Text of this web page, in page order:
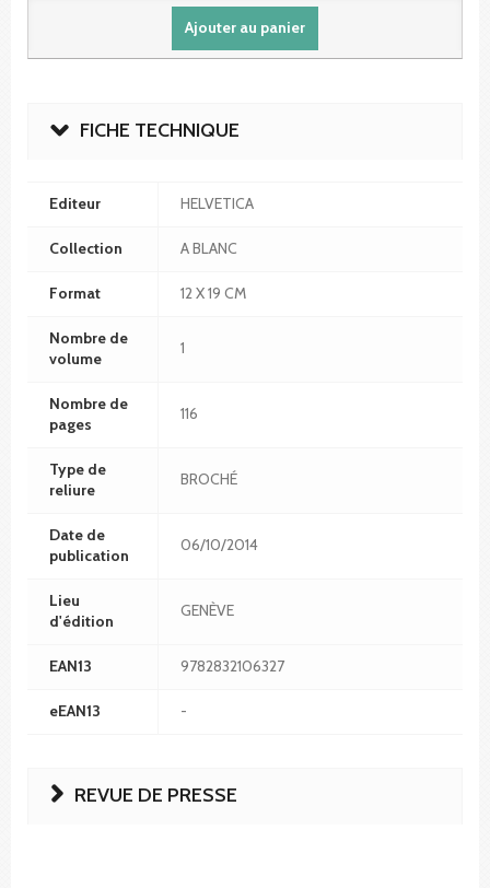
Ajouter au panier
FICHE TECHNIQUE
Editeur HELVETICA
Collection A BLANC
Format 12 X 19 CM
Nombre de
volume
1
Nombre de
pages
116
Type de
reliure
BROCHÉ
Date de
publication
06/10/2014
Lieu
d'édition
GENÈVE
EAN13 9782832106327
eEAN13 -
REVUE DE PRESSE